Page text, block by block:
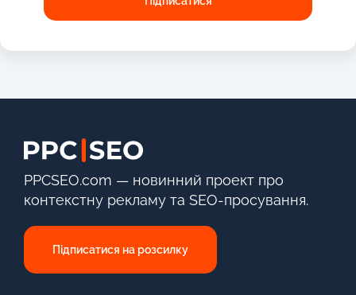
PPCSEO.com — новинний проект про
контекстну рекламу та SEO-просування.
Підписатися на розсилку